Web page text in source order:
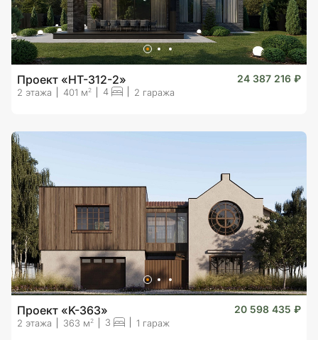
Проект «HT-312-2» 24 387 216 ₽
2 этажа 401 м 2 4 2 гаража
Проект «K-363» 20 598 435 ₽
2 этажа 363 м 2 3 1 гараж